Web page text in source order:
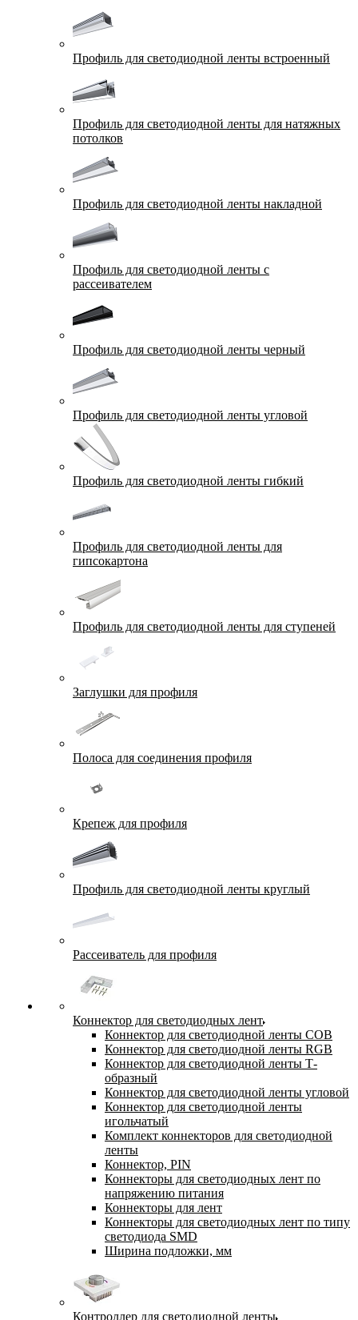
Профиль для светодиодной ленты встроенный
Профиль для светодиодной ленты для натяжных
потолков
Профиль для светодиодной ленты накладной
Профиль для светодиодной ленты с
рассеивателем
Профиль для светодиодной ленты черный
Профиль для светодиодной ленты угловой
Профиль для светодиодной ленты гибкий
Профиль для светодиодной ленты для
гипсокартона
Профиль для светодиодной ленты для ступеней
Заглушки для профиля
Полоса для соединения профиля
Крепеж для профиля
Профиль для светодиодной ленты круглый
Рассеиватель для профиля
Коннектор для светодиодных лент
Коннектор для светодиодной ленты COB
Коннектор для светодиодной ленты RGB
Коннектор для светодиодной ленты Т-
образный
Коннектор для светодиодной ленты угловой
Коннектор для светодиодной ленты
игольчатый
Комплект коннекторов для светодиодной
ленты
Коннектор, PIN
Коннекторы для светодиодных лент по
напряжению питания
Коннекторы для лент
Коннекторы для светодиодных лент по типу
светодиода SMD
Ширина подложки, мм
Контроллер для светодиодной ленты